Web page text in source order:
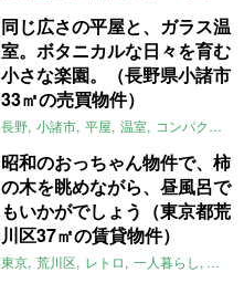
同じ広さの平屋と、ガラス温
室。ボタニカルな日々を育む
小さな楽園。（長野県小諸市
33㎡の売買物件）
長野 小諸市 平屋 温室 コンパクト
昭和のおっちゃん物件で、柿
の木を眺めながら、昼風呂で
もいかがでしょう（東京都荒
川区37㎡の賃貸物件）
東京 荒川区 レトロ 一人暮らし タイル